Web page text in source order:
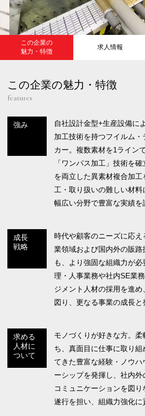
この企業の
魅力・特徴
求人情報
この企業の魅力・特徴
features
強み
自社設計金型+生産設備に
加工技術を持つフイルム
カー。複数素材を1ライン
「ワンパス加工」技術を
を両立した異素材複合加
工・取り扱いの難しい材料
幅広い分野で豊富な実績を
成長
戦略
時代や顧客のニーズに応
業領域および国内外の販路
も、より強固な組織力が
理・人事業務や社内SE業
ジメント人材の採用を進
図り、更なる事業の成長と
求める
人材に
ついて
モノづくりが好きな方。
ち、真面目に仕事に取り
てきた豊富な経験・ノウ
ーシップを発揮し、社内
コミュニケーションを図
遂行を担い、組織力強化に